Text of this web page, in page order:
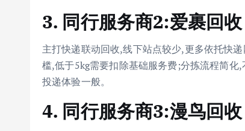
3. 同行服务商2:爱裹回收
主打快递联动回收,线下站点较少,更多依托快
槛,低于5kg需要扣除基础服务费;分拣流程简
投递体验一般。
4. 同行服务商3:漫鸟回收